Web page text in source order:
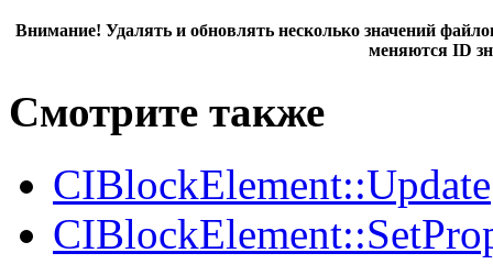
Внимание! Удалять и обновлять несколько значений
меняются ID
Смотрите также
CIBlockElement::Update